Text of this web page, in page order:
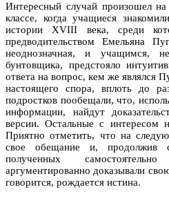
Интересный случай произошел
классе, когда учащиеся
истории XVIII века, среди
предводительством Емельяна
неоднозначная, и учащимся,
бунтовщика, предстояло
ответа на вопрос, кем же являлся
настоящего спора, вплоть до
подростков пообещали, что,
информации, найдут
версии. Остальные с интересом
Приятно отметить, что на
свое обещание и, продолжив
полученных
аргументированно доказывали
говорится, рождается истина.